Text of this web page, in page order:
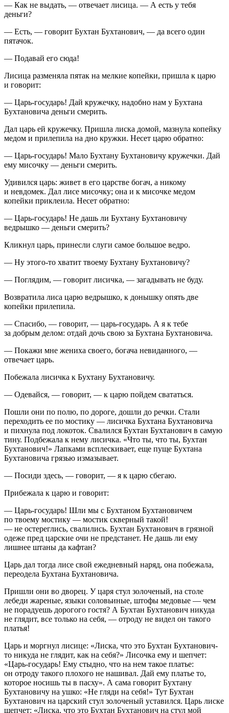
— Как не выдать, — отвечает лисица. — А есть у тебя
деньги?
— Есть, — говорит Бухтан Бухтанович, — да всего один
пятачок.
— Подавай его сюда!
Лисица разменяла пятак на мелкие копейки, пришла к царю
и говорит:
— Царь-государь! Дай кружечку, надобно нам у Бухтана
Бухтановича деньги смерить.
Дал царь ей кружечку. Пришла лиска домой, мазнула копейку
медом и прилепила на дно кружки. Несет царю обратно:
— Царь-государь! Мало Бухтану Бухтановичу кружечки. Дай
ему мисочку — деньги смерить.
Удивился царь: живет в его царстве богач, а никому
и невдомек. Дал лисе мисочку; она и к мисочке медом
копейки приклеила. Несет обратно:
— Царь-государь! Не дашь ли Бухтану Бухтановичу
ведрышко — деньги смерить?
Кликнул царь, принесли слуги самое большое ведро.
— Ну этого-то хватит твоему Бухтану Бухтановичу?
— Поглядим, — говорит лисичка, — загадывать не буду.
Возвратила лиса царю ведрышко, к донышку опять две
копейки прилепила.
— Спасибо, — говорит, — царь-государь. А я к тебе
за добрым делом: отдай дочь свою за Бухтана Бухтановича.
— Покажи мне жениха своего, богача невиданного, —
отвечает царь.
Побежала лисичка к Бухтану Бухтановичу.
— Одевайся, — говорит, — к царю пойдем свататься.
Пошли они по полю, по дороге, дошли до речки. Стали
переходить ее по мостику — лисичка Бухтана Бухтановича
и пихнула под локоток. Свалился Бухтан Бухтанович в самую
тину. Подбежала к нему лисичка. «Что ты, что ты, Бухтан
Бухтанович!» Лапками всплескивает, еще пуще Бухтана
Бухтановича грязью измазывает.
— Посиди здесь, — говорит, — я к царю сбегаю.
Прибежала к царю и говорит:
— Царь-государь! Шли мы с Бухтаном Бухтановичем
по твоему мостику — мостик скверный такой!
— не остереглись, свалились. Бухтан Бухтанович в грязной
одеже пред царские очи не предстанет. Не дашь ли ему
лишнее штаны да кафтан?
Царь дал тогда лисе свой ежедневный наряд, она побежала,
переодела Бухтана Бухтановича.
Пришли они во дворец. У царя стул золоченый, на столе
лебеди жареные, языки соловьиные, штофы медовые — чем
не порадуешь дорогого гостя? А Бухтан Бухтанович никуда
не глядит, все только на себя, — отроду не видел он такого
платья!
Царь и моргнул лисице: «Лиска, что это Бухтан Бухтанович-
то никуда не глядит, как на себя?» Лисочка ему и шепчет:
«Царь-государь! Ему стыдно, что на нем такое платье:
он отроду такого плохого не нашивал. Дай ему платье то,
которое носишь ты в пасху». А сама говорит Бухтану
Бухтановичу на ушко: «Не гляди на себя!» Тут Бухтан
Бухтанович на царский стул золоченый уставился. Царь лиске
шепчет: «Лиска, что это Бухтан Бухтанович на стул мой